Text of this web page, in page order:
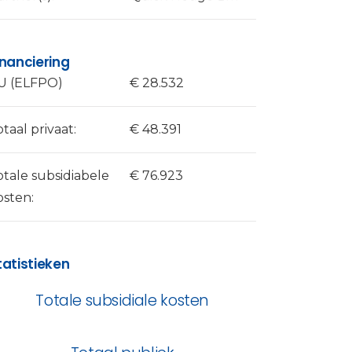
(ELFPO) € 28.532
privaat: € 48.391
subsidiabele
€ 76.923
Totale subsidiale kosten